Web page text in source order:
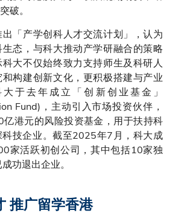
破。
「产学创科人才交流计划」，认为
态，与科大推动产学研融合的策略
大不仅始终致力支持师生及科研人
构建创新文化，更积极搭建与产业
于去年成立「创新创业基金」
Fund)，主动引入市场投资伙伴，
港元的风险投资基金，用于扶持科
科技企业。截至2025年7月，科大成
家活跃初创公司，其中包括10家独
功退出企业。
推广留学香港